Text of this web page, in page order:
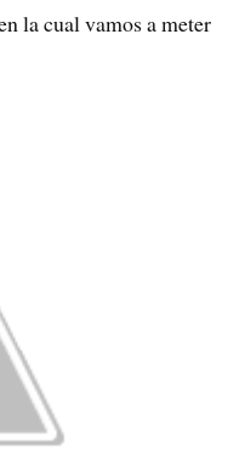
la cual vamos a meter